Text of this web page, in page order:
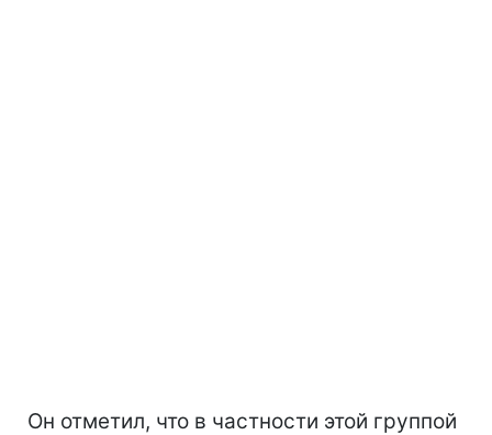
Он отметил, что в частности этой группой